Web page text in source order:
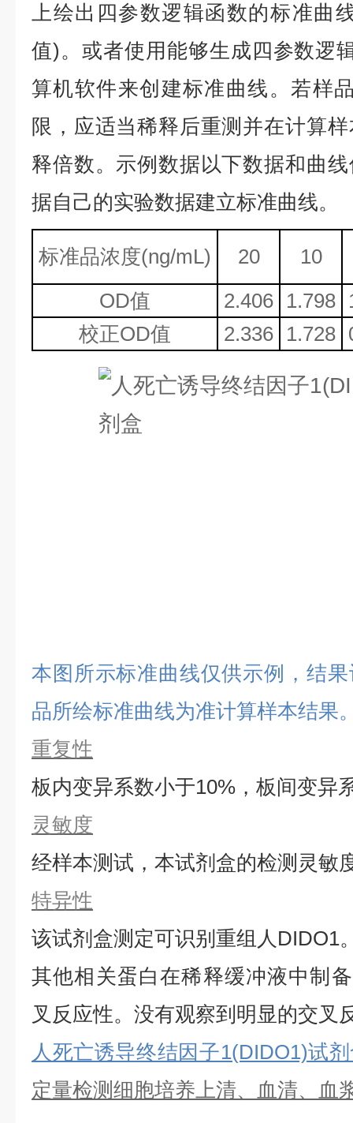
上绘出四参数逻辑函数的标准曲
值)。或者使用能够生成四参数逻
算机软件来创建标准曲线。若样
限，应适当稀释后重测并在计算
释倍数。示例数据以下数据和曲
据自己的实验数据建立标准曲线。
标准品浓度(ng/mL) 20
10
OD值
2.406 1.798
校正OD值 2.336 1.728
本图所示标准曲线仅供示例，结
品所绘标准曲线为准计算样本结果
重复性
板内变异系数小于10%，板间变异
灵敏度
经样本测试，本试剂盒的检测灵敏
特异性
该试剂盒测定可识别重组 人 DIDO1
其他相关蛋白在稀释缓冲液中制
叉反应性。没有观察到明显的交叉
人死亡诱导终结因子1(DIDO1)试
定量检测细胞培养上清、血清、血